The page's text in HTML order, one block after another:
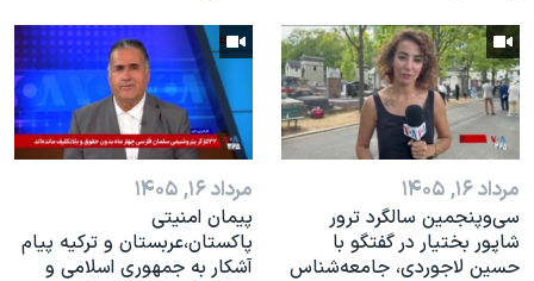
مرداد ۱۶, ۱۴۰۵
سی‌وپنجمین سالگرد ترور
شاپور بختیار در گفتگو با
حسین لاجوردی، جامعه‌شناس
مرداد ۱۶, ۱۴۰۵
پیمان امنیتی
پاکستان،عربستان و ترکیه پیام
آشکار به جمهوری اسلامی و